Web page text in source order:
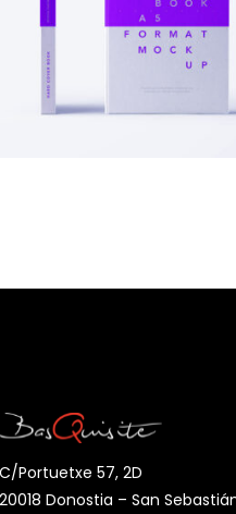
Custom Cover
AÑADIR AL CARRITO
C/Portuetxe 57, 2D
20018 Donostia – San